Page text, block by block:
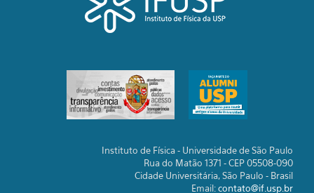
Instituto de Física - Universidade de São Paulo
Rua do Matão 1371 - CEP 05508-090
Cidade Universitária, São Paulo - Brasil
Email:contato@if.usp.br